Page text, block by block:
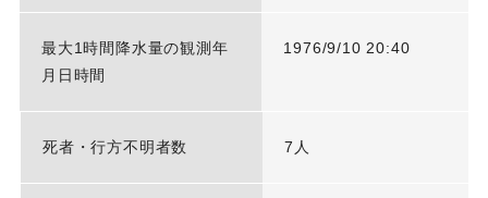
最大1時間降水量の観測年
月日時間
1976/9/10 20:40
死者・行方不明者数 7人